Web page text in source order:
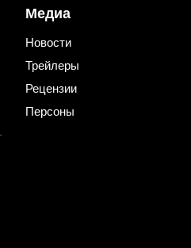
Медиа
Новости
Трейлеры
Рецензии
Персоны